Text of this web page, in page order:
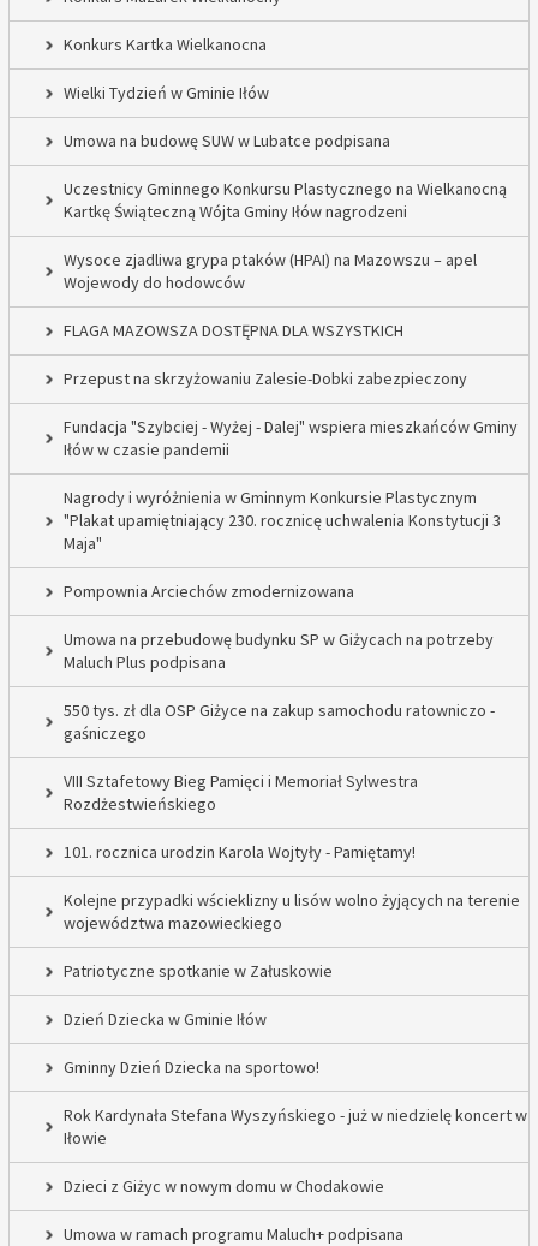
Konkurs Kartka Wielkanocna
Wielki Tydzień w Gminie Iłów
Umowa na budowę SUW w Lubatce podpisana
Uczestnicy Gminnego Konkursu Plastycznego na Wielkanocną
Kartkę Świąteczną Wójta Gminy Iłów nagrodzeni
Wysoce zjadliwa grypa ptaków (HPAI) na Mazowszu – apel
Wojewody do hodowców
FLAGA MAZOWSZA DOSTĘPNA DLA WSZYSTKICH
Przepust na skrzyżowaniu Zalesie-Dobki zabezpieczony
Fundacja "Szybciej - Wyżej - Dalej" wspiera mieszkańców Gminy
Iłów w czasie pandemii
Nagrody i wyróżnienia w Gminnym Konkursie Plastycznym
"Plakat upamiętniający 230. rocznicę uchwalenia Konstytucji 3
Maja"
Pompownia Arciechów zmodernizowana
Umowa na przebudowę budynku SP w Giżycach na potrzeby
Maluch Plus podpisana
550 tys. zł dla OSP Giżyce na zakup samochodu ratowniczo -
gaśniczego
VIII Sztafetowy Bieg Pamięci i Memoriał Sylwestra
Rozdżestwieńskiego
101. rocznica urodzin Karola Wojtyły - Pamiętamy!
Kolejne przypadki wścieklizny u lisów wolno żyjących na terenie
województwa mazowieckiego
Patriotyczne spotkanie w Załuskowie
Dzień Dziecka w Gminie Iłów
Gminny Dzień Dziecka na sportowo!
Rok Kardynała Stefana Wyszyńskiego - już w niedzielę koncert w
Iłowie
Dzieci z Giżyc w nowym domu w Chodakowie
Umowa w ramach programu Maluch+ podpisana